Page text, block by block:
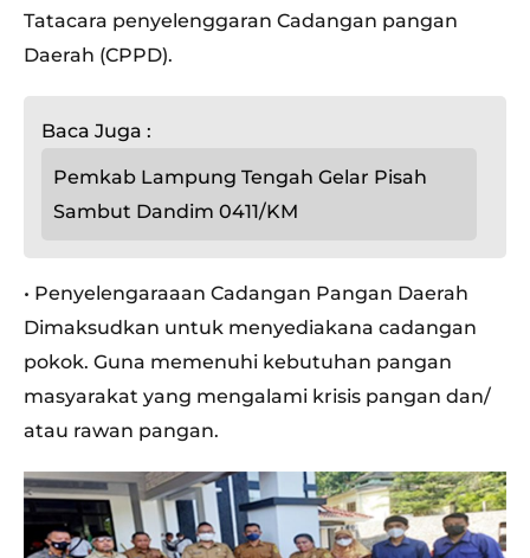
Tatacara penyelenggaran Cadangan pangan
Daerah (CPPD).
Baca Juga :
Pemkab Lampung Tengah Gelar Pisah
Sambut Dandim 0411/KM
• Penyelengaraaan Cadangan Pangan Daerah
Dimaksudkan untuk menyediakana cadangan
pokok. Guna memenuhi kebutuhan pangan
masyarakat yang mengalami krisis pangan dan/
atau rawan pangan.